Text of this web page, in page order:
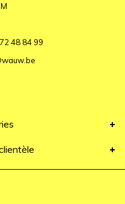
48 84 99